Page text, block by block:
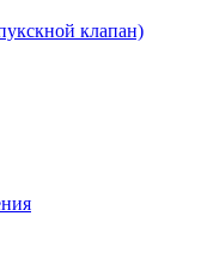
клапан)